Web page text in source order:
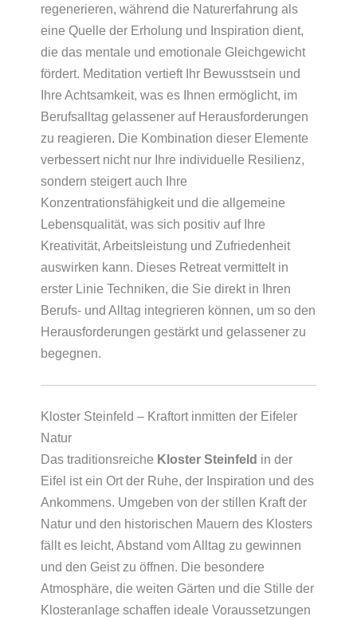
regenerieren, während die Naturerfahrung als
eine Quelle der Erholung und Inspiration dient,
die das mentale und emotionale Gleichgewicht
fördert. Meditation vertieft Ihr Bewusstsein und
Ihre Achtsamkeit, was es Ihnen ermöglicht, im
Berufsalltag gelassener auf Herausforderungen
zu reagieren. Die Kombination dieser Elemente
verbessert nicht nur Ihre individuelle Resilienz,
sondern steigert auch Ihre
Konzentrationsfähigkeit und die allgemeine
Lebensqualität, was sich positiv auf Ihre
Kreativität, Arbeitsleistung und Zufriedenheit
auswirken kann. Dieses Retreat vermittelt in
erster Linie Techniken, die Sie direkt in Ihren
Berufs- und Alltag integrieren können, um so den
Herausforderungen gestärkt und gelassener zu
begegnen.
Kloster Steinfeld – Kraftort inmitten der Eifeler
Natur
Das traditionsreiche Kloster Steinfeld in der
Eifel ist ein Ort der Ruhe, der Inspiration und des
Ankommens. Umgeben von der stillen Kraft der
Natur und den historischen Mauern des Klosters
fällt es leicht, Abstand vom Alltag zu gewinnen
und den Geist zu öffnen. Die besondere
Atmosphäre, die weiten Gärten und die Stille der
Klosteranlage schaffen ideale Voraussetzungen